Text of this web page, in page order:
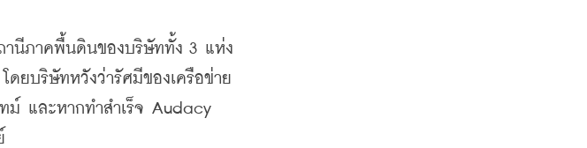
านีภาคพื้นดินของบริษัททั้ง 3 แห่ง
โดยบริษัทหวังว่ารัศมีของเครือข่าย
ม์ และหากทำสำเร็จ